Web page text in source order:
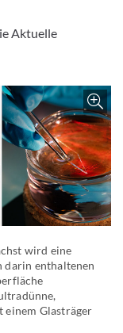
Aktuelle
wird eine
darin enthaltenen
einem Glasträger